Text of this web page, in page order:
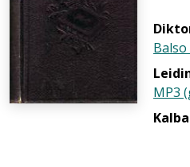
MP3